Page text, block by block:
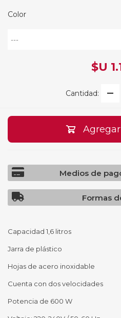
Color
$U
Cantidad:
Medios de
Formas
Capacidad 1,6 litros
Jarra de plástico
Hojas de acero inoxidable
Cuenta con dos velocidades
Potencia de 600 W